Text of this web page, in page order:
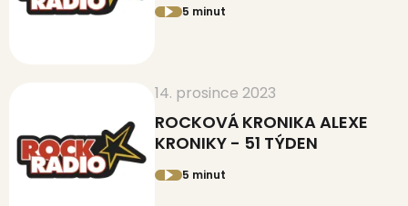
5 minut
14. prosince 2023
ROCKOVÁ KRONIKA ALEXE
KRONIKY - 51 TÝDEN
5 minut